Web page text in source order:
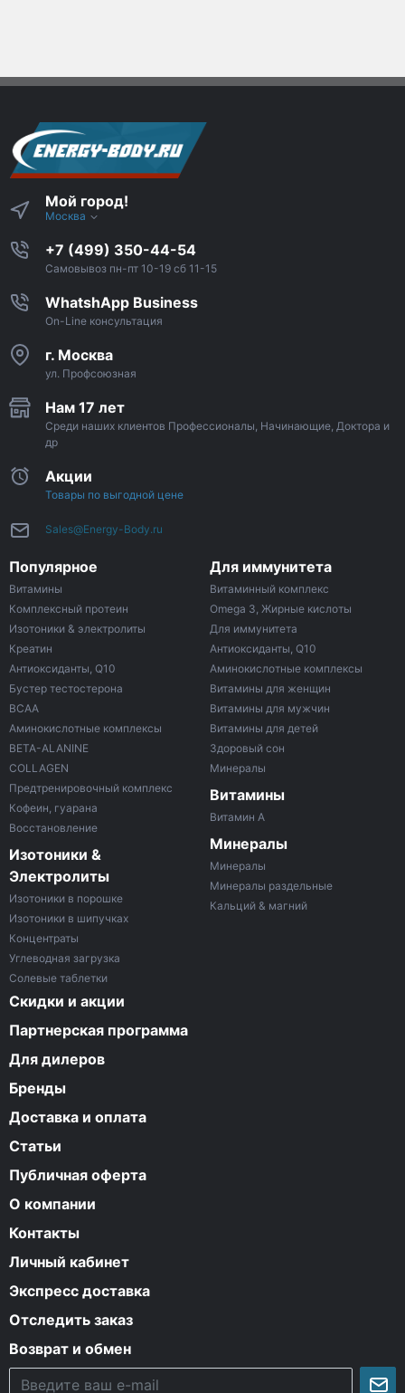
Мой город!
Москва
+7 (499) 350-44-54
Самовывоз пн-пт 10-19 сб 11-15
WhatshApp Business
On-Line консультация
г. Москва
ул. Профсоюзная
Нам 17 лет
Среди наших клиентов Профессионалы, Начинающие, Доктора и
др
Акции
Товары по выгодной цене
Sales@Energy-Body.ru
Популярное
Витамины
Комплексный протеин
Изотоники & электролиты
Креатин
Антиоксиданты, Q10
Бустер тестостерона
ВСАА
Аминокислотные комплексы
BETA-ALANINE
COLLAGEN
Предтренировочный комплекс
Кофеин, гуарана
Восстановление
Изотоники &
Электролиты
Изотоники в порошке
Изотоники в шипучках
Концентраты
Углеводная загрузка
Солевые таблетки
Для иммунитета
Витаминный комплекс
Omega 3, Жирные кислоты
Для иммунитета
Антиоксиданты, Q10
Аминокислотные комплексы
Витамины для женщин
Витамины для мужчин
Витамины для детей
Здоровый сон
Минералы
Витамины
Витамин A
Минералы
Минералы
Минералы раздельные
Кальций & магний
Скидки и акции
Партнерская программа
Для дилеров
Бренды
Доставка и оплата
Статьи
Публичная оферта
О компании
Контакты
Личный кабинет
Экспресс доставка
Отследить заказ
Возврат и обмен